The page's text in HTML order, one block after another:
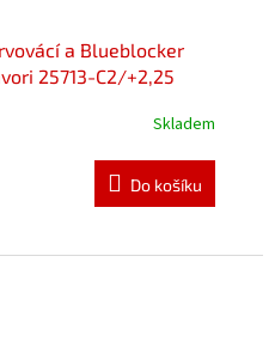
a Blueblocker
25713-C2/+2,25
Skladem
Do košíku